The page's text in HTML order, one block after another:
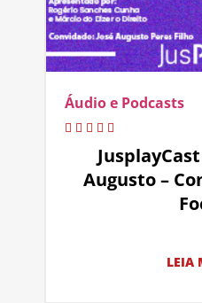
Áudio e Podcasts
Augusto –
LEIA